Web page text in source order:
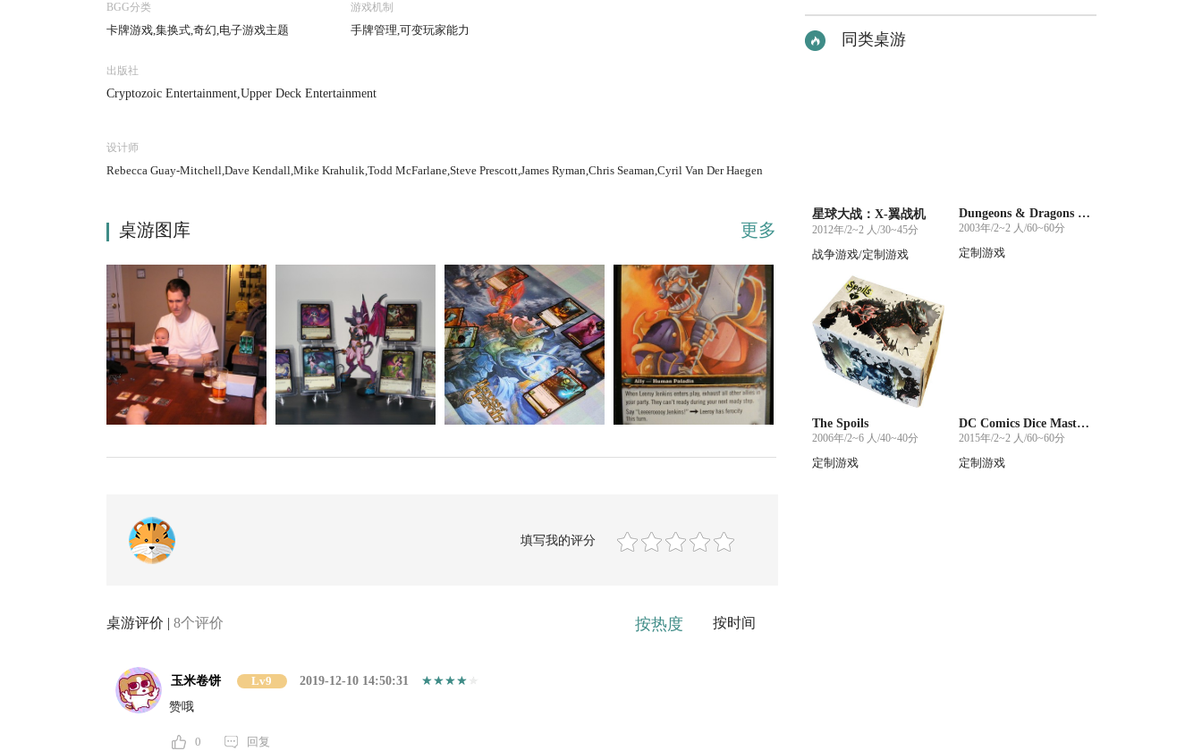
BGG分类
卡牌游戏,集换式,奇幻,电子游戏主题
游戏机制
手牌管理,可变玩家能力
出版社
Cryptozoic Entertainment,Upper Deck Entertainment
设计师
Rebecca Guay-Mitchell,Dave Kendall,Mike Krahulik,Todd McFarlane,Steve Prescott,James Ryman,Chris Seaman,Cyril Van Der Haegen
桌游图库 更多
填写我的评分
桌游评价 | 8个评价 按热度 按时间
玉米卷饼 Lv9
2019-12-10 14:50:31
赞哦
0 回复
同类桌游
星球大战：X-翼战机
2012年/2~2 人/30~45分
战争游戏/定制游戏
Dungeons & Dragons Miniatures
2003年/2~2 人/60~60分
定制游戏
The Spoils
2006年/2~6 人/40~40分
定制游戏
DC Comics Dice Masters: Justice League
2015年/2~2 人/60~60分
定制游戏